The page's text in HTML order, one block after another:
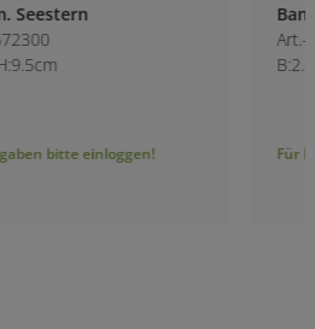
Art.-Nr.: 9768530
Für Preisangaben